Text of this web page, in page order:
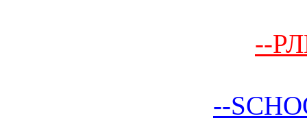
--
--